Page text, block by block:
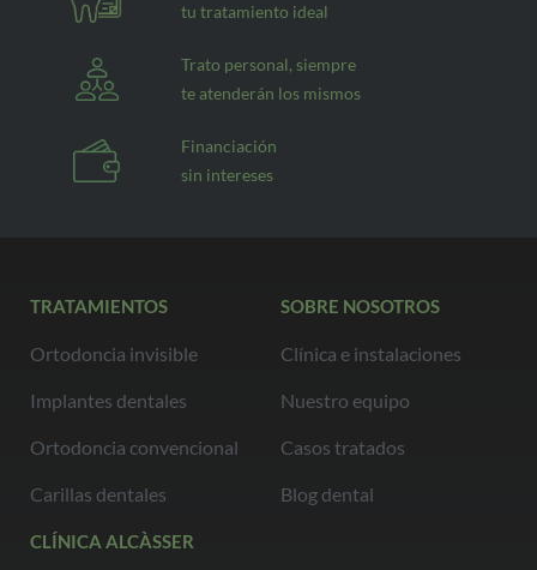
tu tratamiento ideal
Trato personal, siempre
te atenderán los mismos
Financiación
sin intereses
TRATAMIENTOS
Ortodoncia invisible
Implantes dentales
Ortodoncia convencional
Carillas dentales
SOBRE NOSOTROS
Clínica e instalaciones
Nuestro equipo
Casos tratados
Blog dental
CLÍNICA ALCÀSSER